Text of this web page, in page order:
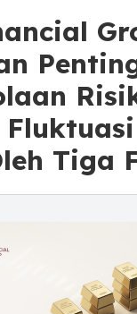
Tiga